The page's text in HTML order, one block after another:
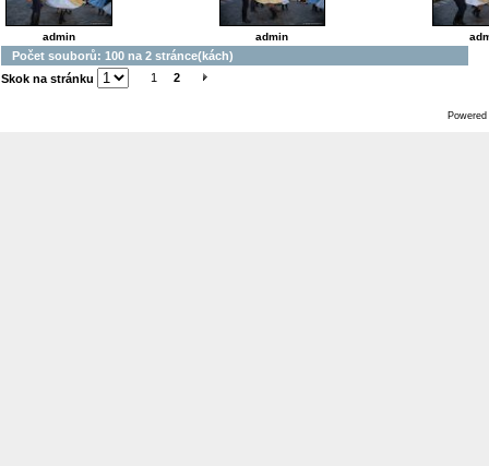
admin admin
Počet souborů: 100 na 2 stránce(kách)
Skok na stránku
1 2